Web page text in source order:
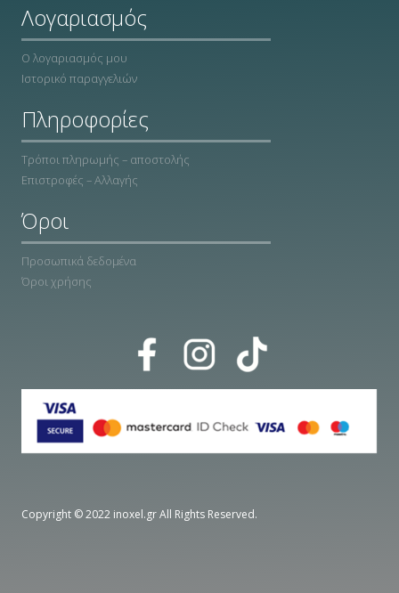
Λογαριασμός
Ο λογαριασμός μου
Ιστορικό παραγγελιών
Πληροφορίες
Τρόποι πληρωμής – αποστολής
Επιστροφές – Αλλαγής
Όροι
Προσωπικά δεδομένα
Όροι χρήσης
Copyright © 2022 inoxel.gr All Rights Reserved.